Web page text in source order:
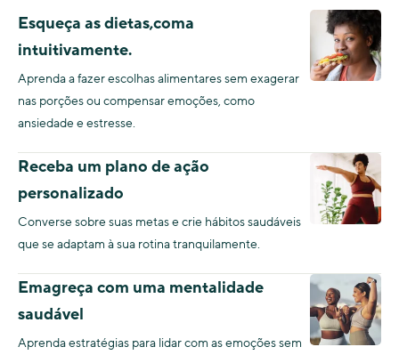
Esqueça as dietas,coma
intuitivamente.
Aprenda a fazer escolhas alimentares sem exagerar
nas porções ou compensar emoções, como
ansiedade e estresse.
Receba um plano de ação
personalizado
Converse sobre suas metas e crie hábitos saudáveis
que se adaptam à sua rotina tranquilamente.
Emagreça com uma mentalidade
saudável
Aprenda estratégias para lidar com as emoções sem